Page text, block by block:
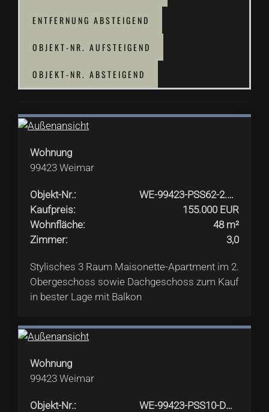
ENTFERNUNG ABSTEIGEND
OBJEKT-NR. AUFSTEIGEND
OBJEKT-NR. ABSTEIGEND
Wohnung
99423 Weimar
Objekt-Nr.:
WE-99423-PSS62-2.OG+DG-3Raum
Kaufpreis:
155.000 EUR
Wohnfläche:
48 m²
Zimmer: 3,0
Stylisches 3 Raum Maisonette-Apartment im 2.
Obergeschoss sowie Dachgeschoss zum Kauf
in bester Lage mit Balkon
Wohnung
99423 Weimar
Objekt-Nr.: WE-99423-PSS10-DGlinks